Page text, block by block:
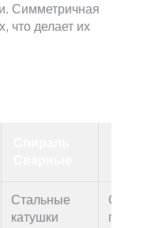
Симметричная
что делает их
Стальные
катушки
Стальные
пластины